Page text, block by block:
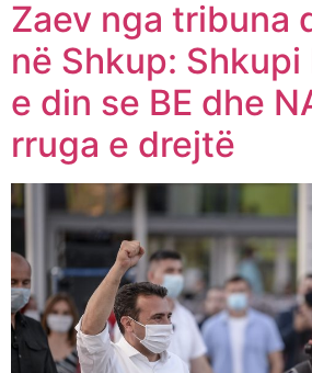
Zaev nga tribuna
në Shkup:
e din se BE dhe
rruga e drejtë